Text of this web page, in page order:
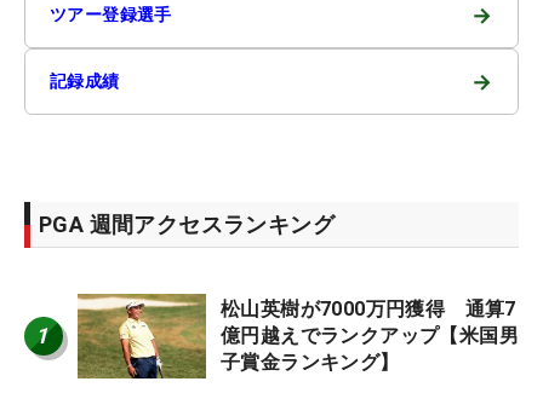
ツアー登録選手 →
記録成績 →
PGA 週間アクセスランキング
1
松山英樹が7000万円獲得 通算7
億円越えでランクアップ【米国男
子賞金ランキング】